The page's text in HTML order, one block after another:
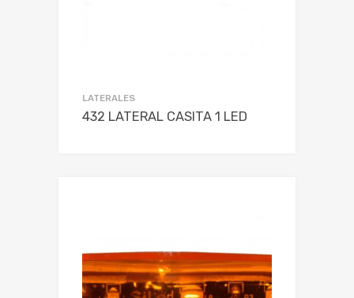
LATERALES
432 LATERAL CASITA 1 LED